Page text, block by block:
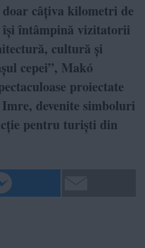
câțiva kilometri de
își întâmpină vizitatorii
cultură și
cepei”, Makó
proiectate
devenite simboluri
pentru turiști din